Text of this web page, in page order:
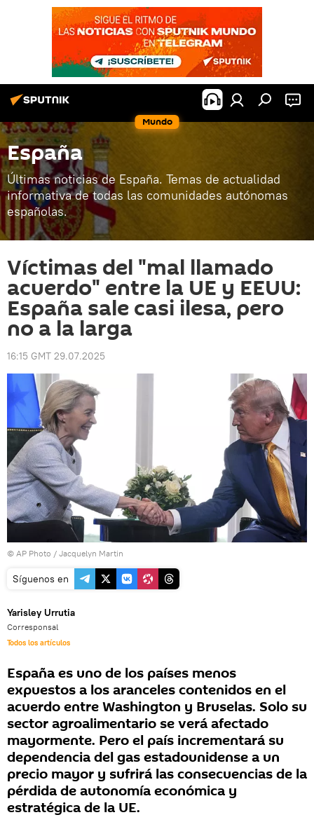
Mundo
España
Últimas noticias de España. Temas de actualidad
informativa de todas las comunidades autónomas
españolas.
Víctimas del "mal llamado
acuerdo" entre la UE y EEUU:
España sale casi ilesa, pero
no a la larga
16:15 GMT 29.07.2025
© AP Photo / Jacquelyn Martin
Síguenos en
Yarisley Urrutia
Corresponsal
Todos los artículos
España es uno de los países menos
expuestos a los aranceles contenidos en el
acuerdo entre Washington y Bruselas. Solo su
sector agroalimentario se verá afectado
mayormente. Pero el país incrementará su
dependencia del gas estadounidense a un
precio mayor y sufrirá las consecuencias de la
pérdida de autonomía económica y
estratégica de la UE.